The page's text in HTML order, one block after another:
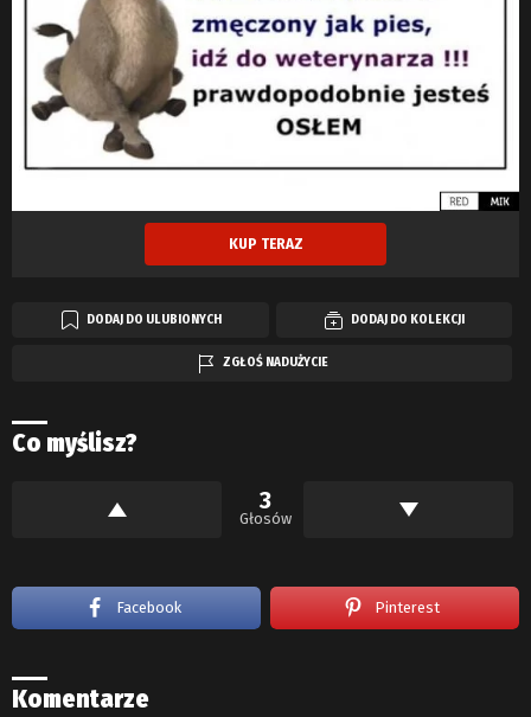
KUP TERAZ
DODAJ DO ULUBIONYCH DODAJ DO KOLEKCJI
ZGŁOŚ NADUŻYCIE
Co myślisz?
3
Głosów
Facebook Pinterest
Komentarze